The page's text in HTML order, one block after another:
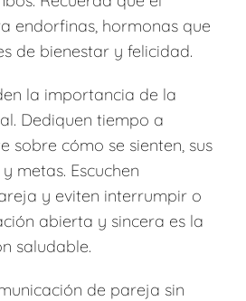
endorfinas, hormonas que
de bienestar y felicidad.
la importancia de la
Dediquen tiempo a
sobre cómo se sienten, sus
metas. Escuchen
y eviten interrumpir o
abierta y sincera es la
saludable.
de pareja sin